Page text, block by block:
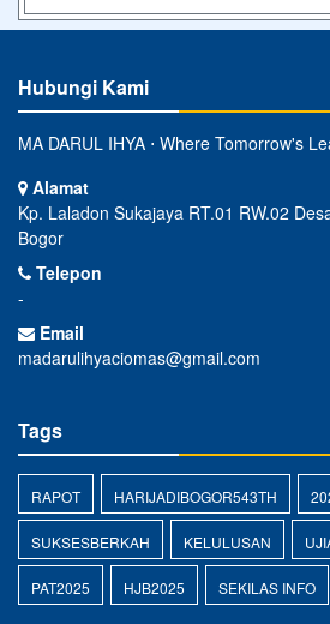
Hubungi Kami
MA DARUL IHYA ⋅ Where Tomorrow's
Alamat
Kp. Laladon Sukajaya RT.01 RW.02
Bogor
Telepon
-
Email
madarulihyaciomas@gmail.com
Tags
RAPOT HARIJADIBOGOR543TH
SUKSESBERKAH KELULUSAN
PAT2025 HJB2025 SEKILAS INFO